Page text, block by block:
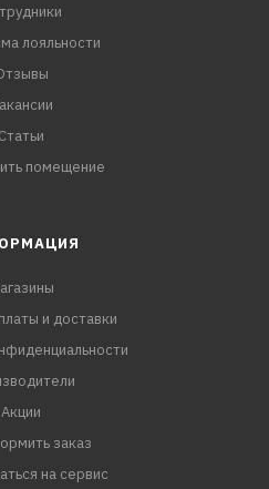
лояльности
Статьи
помещение
и доставки
Акции
заказ
на сервис